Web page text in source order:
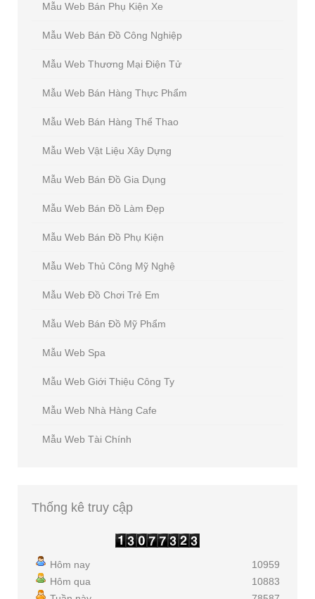
Mẫu Web Bán Phụ Kiện Xe
Mẫu Web Bán Đồ Công Nghiệp
Mẫu Web Thương Mại Điện Tử
Mẫu Web Bán Hàng Thực Phẩm
Mẫu Web Bán Hàng Thể Thao
Mẫu Web Vật Liệu Xây Dựng
Mẫu Web Bán Đồ Gia Dụng
Mẫu Web Bán Đồ Làm Đẹp
Mẫu Web Bán Đồ Phụ Kiện
Mẫu Web Thủ Công Mỹ Nghệ
Mẫu Web Đồ Chơi Trẻ Em
Mẫu Web Bán Đồ Mỹ Phẩm
Mẫu Web Spa
Mẫu Web Giới Thiệu Công Ty
Mẫu Web Nhà Hàng Cafe
Mẫu Web Tài Chính
Thống kê truy cập
Hôm nay
Hôm qua
10959
10883